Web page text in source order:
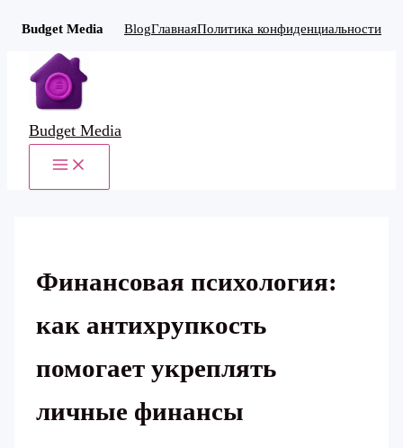
Budget Media BlogГлавнаяПолитика конфиденциальности
Перейти
содержимому
Budget Media
MAIN
Финансовая психология:
как антихрупкость
помогает укреплять
личные финансы